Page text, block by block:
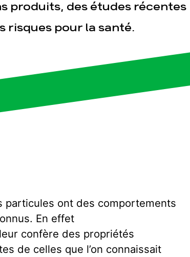
produits, des études récentes
risques pour la santé.
particules ont des comportements
En effet
confère des propriétés
de celles que l’on connaissait